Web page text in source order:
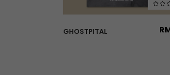
GHOSTPITAL